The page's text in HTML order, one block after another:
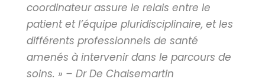
coordinateur assure le relais entre le
patient et l’équipe pluridisciplinaire, et les
différents professionnels de santé
amenés à intervenir dans le parcours de
soins. » – Dr De Chaisemartin